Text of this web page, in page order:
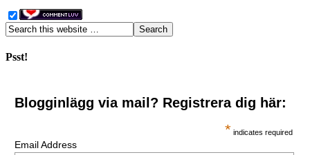
Psst!
Blogginlägg via mail? Registrera dig här:
* indicates required
Email Address